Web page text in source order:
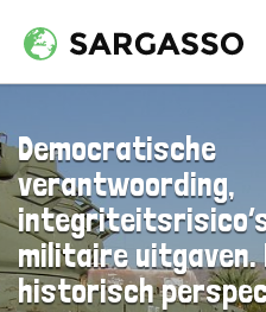
Democratische
verantwoording,
militaire uitgaven.
historisch